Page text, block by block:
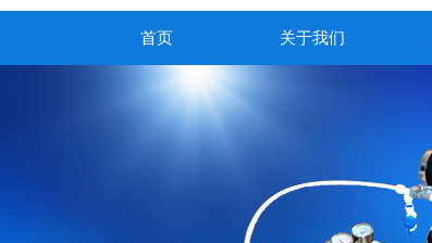
首页 关于我们